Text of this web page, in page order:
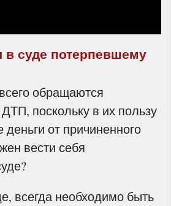
в суде потерпевшему
обращаются
поскольку в их пользу
от причиненного
вести себя
всегда необходимо быть